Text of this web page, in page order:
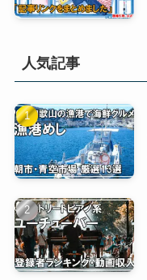
人気記事